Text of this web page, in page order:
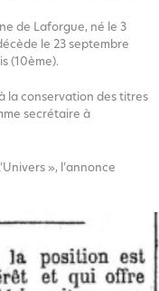
de Laforgue, né le 3
le 23 septembre
(10ème).
la conservation des titres
secrétaire à
», l’annonce